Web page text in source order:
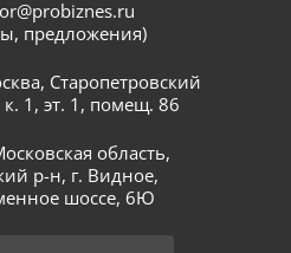
предложения)
Старопетровский
1, эт. 1, помещ. 86
область,
р-н, г. Видное,
шоссе, 6Ю